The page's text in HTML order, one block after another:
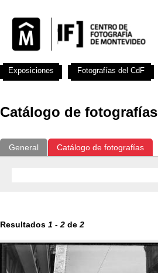
Catálogo de fotografías
General Catálogo de fotografías
Resultados 1 - 2 de 2
Exposiciones Fotografías del CdF